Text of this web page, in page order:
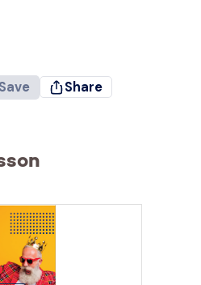
Save Share